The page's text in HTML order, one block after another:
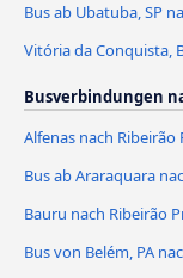
Bus ab Ubatuba, SP
Vitória da Conquista,
Busverbindungen
Alfenas nach Ribeirão
Bus ab Araraquara
Bauru nach Ribeirão
Bus von Belém, PA